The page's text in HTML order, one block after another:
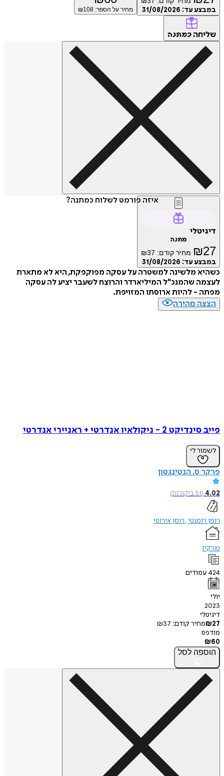
עד:31/08/2026 מחיר על הספר: ₪108
כמתנה
איזה פורמט לשלוח כמתנה?
₪ מחיר קודם: ₪37
עד:31/08/2026
מלשינה למשטרה על עסקה מפוקפקת, היא לא מתארת
שהמנכ"ל המיליארדר והרוצח לשעבר יציע לה עסקה
- להיות ארוסתו המזויפת.
מהירה
אנדרטי + ראניירי אנדרטי
לי
ס. הנטינגטון
51ביקורות)
רומן אירוטי
קודם:
₪37
לסל